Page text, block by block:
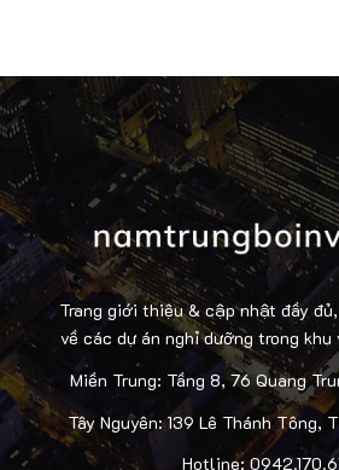
Trang giới thiệu & cập nhật đầy
về các dự án nghỉ dưỡng trong khu
Miền Trung: Tầng 8, 76 Quang
Tây Nguyên: 139 Lê Thánh Tông,
Hotline: